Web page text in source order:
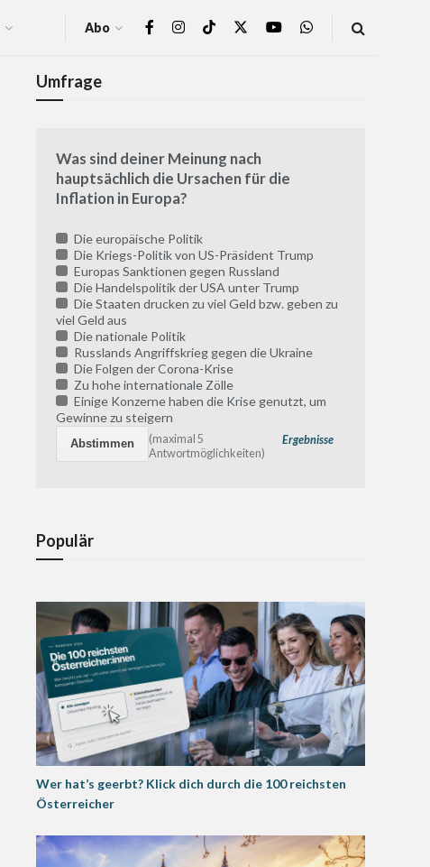
Abo
Umfrage
Was sind deiner Meinung nach
hauptsächlich die Ursachen für die
Inflation in Europa?
Die europäische Politik
Die Kriegs-Politik von US-Präsident Trump
Europas Sanktionen gegen Russland
Die Handelspolitik der USA unter Trump
Die Staaten drucken zu viel Geld bzw. geben zu
viel Geld aus
Die nationale Politik
Russlands Angriffskrieg gegen die Ukraine
Die Folgen der Corona-Krise
Zu hohe internationale Zölle
Einige Konzerne haben die Krise genutzt, um
Gewinne zu steigern
Ergebnisse
(maximal 5
Antwortmöglichkeiten)
Populär
Wer hat’s geerbt? Klick dich durch die 100 reichsten
Österreicher